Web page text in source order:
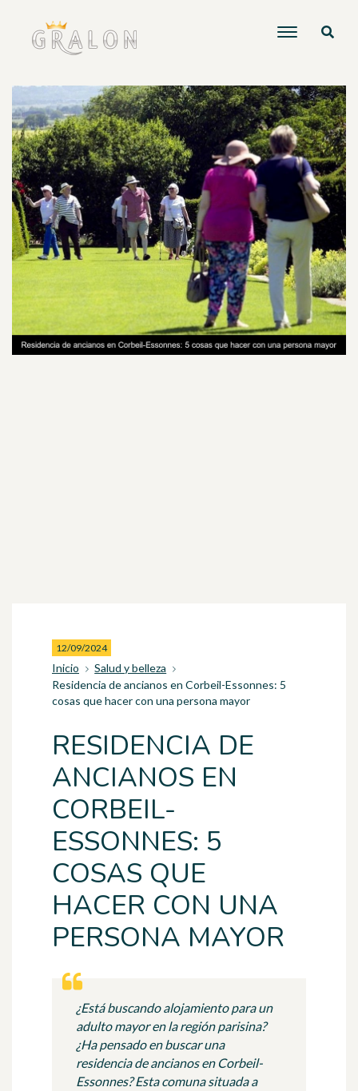
12/09/2024
Inicio
Salud y belleza
Residencia de ancianos en Corbeil-Essonnes: 5
cosas que hacer con una persona mayor
RESIDENCIA DE
ANCIANOS EN
CORBEIL-
ESSONNES: 5
COSAS QUE
HACER CON UNA
PERSONA MAYOR
¿Está buscando alojamiento para un
adulto mayor en la región parisina?
¿Ha pensado en buscar una
residencia de ancianos en Corbeil-
Essonnes? Esta comuna situada a